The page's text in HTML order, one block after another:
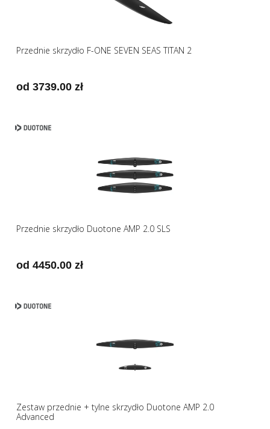
Przednie skrzydło F-ONE SEVEN SEAS TITAN 2
od 3739.00 zł
Przednie skrzydło Duotone AMP 2.0 SLS
od 4450.00 zł
Zestaw przednie + tylne skrzydło Duotone AMP 2.0
Advanced